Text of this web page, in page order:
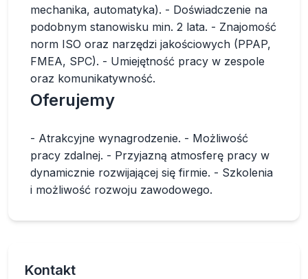
mechanika, automatyka). - Doświadczenie na
podobnym stanowisku min. 2 lata. - Znajomość
norm ISO oraz narzędzi jakościowych (PPAP,
FMEA, SPC). - Umiejętność pracy w zespole
oraz komunikatywność.
Oferujemy
- Atrakcyjne wynagrodzenie. - Możliwość
pracy zdalnej. - Przyjazną atmosferę pracy w
dynamicznie rozwijającej się firmie. - Szkolenia
i możliwość rozwoju zawodowego.
Kontakt